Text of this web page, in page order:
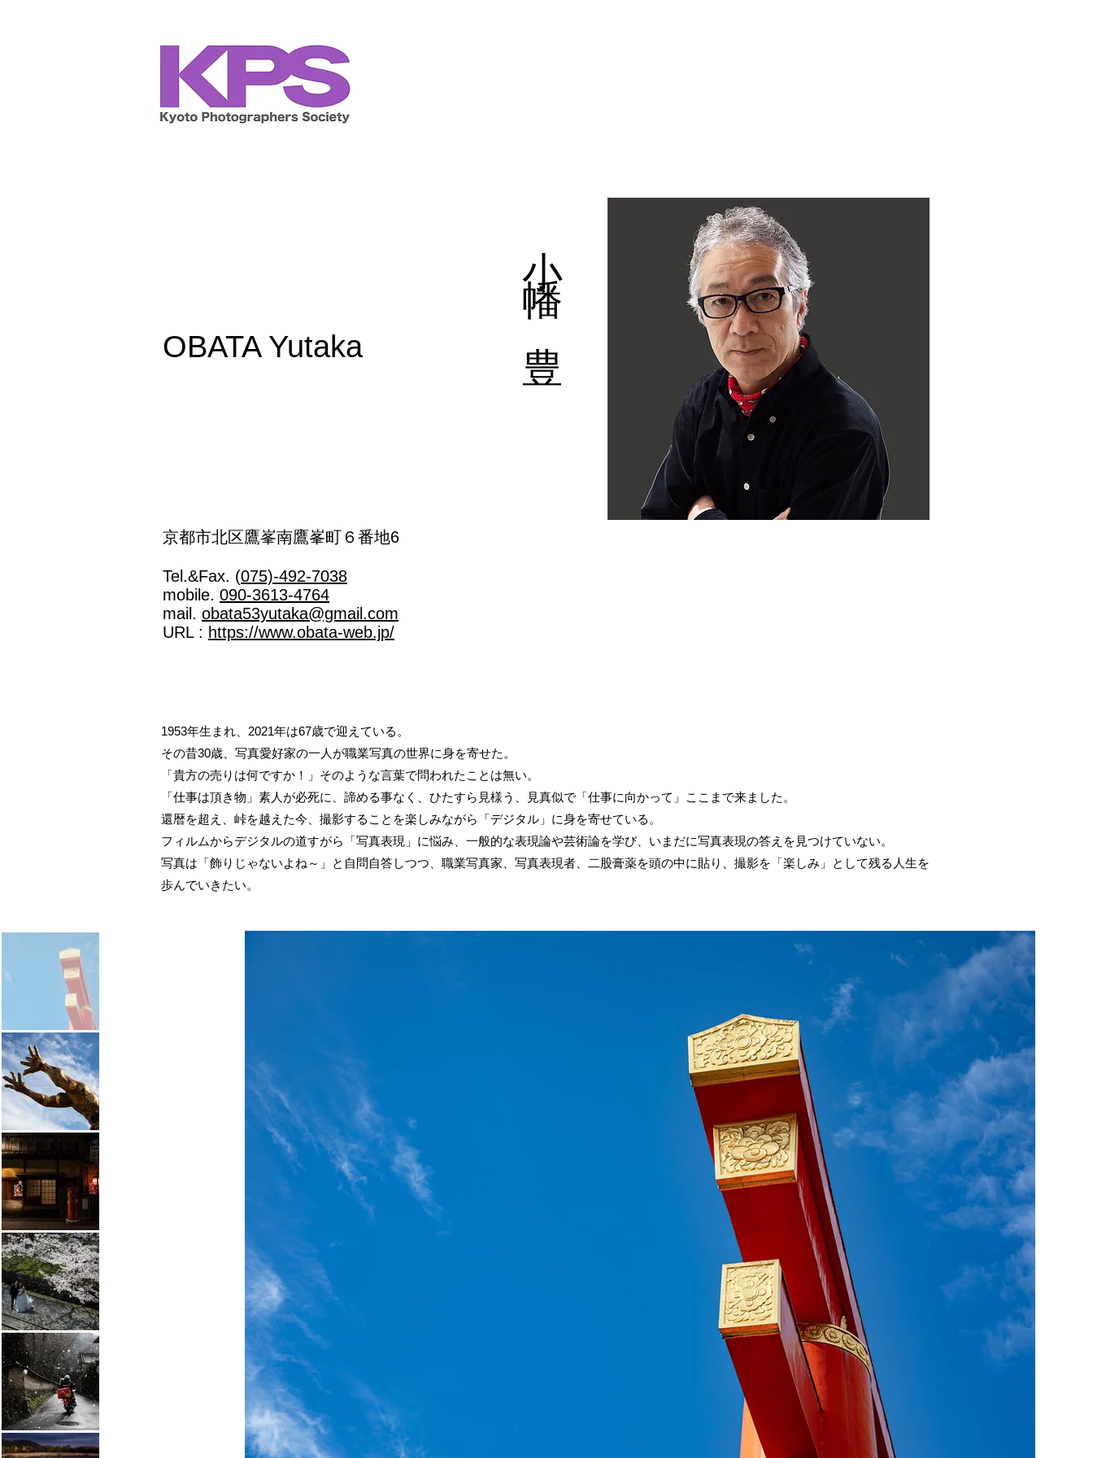
​小幡 豊
OBATA Yutaka
京都市北区鷹峯南鷹峯町６番地6
Tel.&Fax. (075)-492-7038
mobile. 090-3613‐4764
mail. obata53yutaka@gmail.com
URL : https://www.obata-web.jp/
1953年生まれ、2021年は67歳で迎えている。
その昔30歳、写真愛好家の一人が職業写真の世界に身を寄せた。
「貴方の売りは何ですか！」そのような言葉で問われたことは無い。
「仕事は頂き物」素人が必死に、諦める事なく、ひたすら見様う、見真似で「仕事に向かって」ここまで来ました。
還暦を超え、峠を越えた今、撮影することを楽しみながら「デジタル」に身を寄せている。
フィルムからデジタルの道すがら「写真表現」に悩み、一般的な表現論や芸術論を学び、いまだに写真表現の答えを見つけていない。
写真は「飾りじゃないよね～」と自問自答しつつ、職業写真家、写真表現者、二股膏薬を頭の中に貼り、撮影を「楽しみ」として残る人生を
歩んでいきたい。